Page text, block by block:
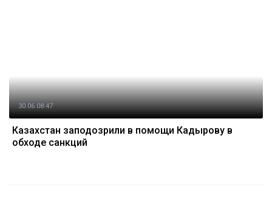
30.06 08:47
Казахстан заподозрили в помощи Кадырову в
обходе санкций